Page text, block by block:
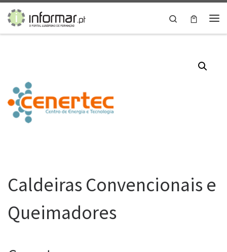
Skip to content
Search
Caldeiras Convencionais e
Queimadores